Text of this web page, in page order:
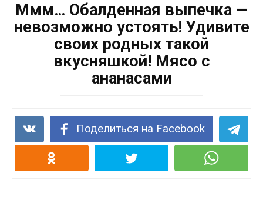
Ммм… Обалденная выпечка —
невозможно устоять! Удивите
своих родных такой
вкусняшкой! Мясо с
ананасами
Поделиться на Facebook